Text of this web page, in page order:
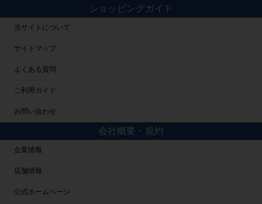
ショッピングガイド
当サイトについて
サイトマップ
よくある質問
ご利用ガイド
お問い合わせ
会社概要・規約
企業情報
店舗情報
公式ホームページ